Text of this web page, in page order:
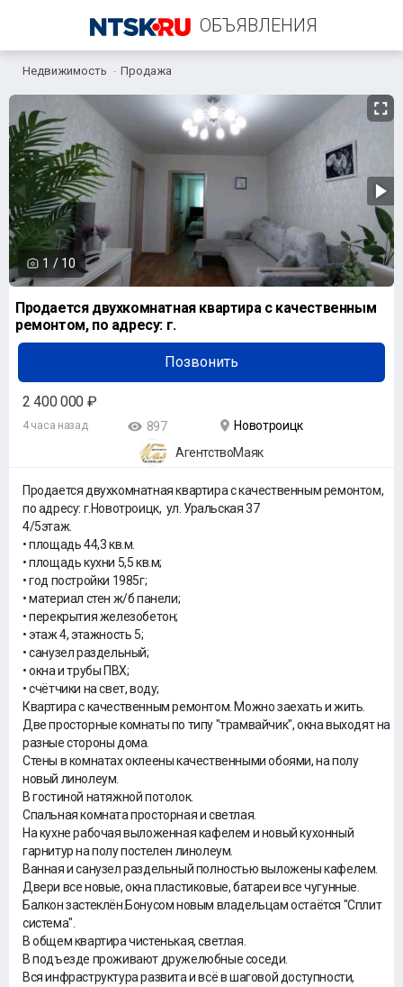
ОБЪЯВЛЕНИЯ
+7 (958) 838-38-73
Недвижимость Продажа
1 / 10
Продается двухкомнатная квартира с качественным
ремонтом, по адресу: г.
Позвонить
2 400 000 ₽
4 часа назад 897
Новотроицк
АгентствоМаяк
Продается двухкомнатная квартира с качественным ремонтом,
по адресу: г.Новотроицк, ул. Уральская 37
4/5этаж.
• площадь 44,3 кв.м.
• площадь кухни 5,5 кв.м;
• год постройки 1985г;
• материал стен ж/б панели;
• перекрытия железобетон;
• этаж 4, этажность 5;
• санузел раздельный;
• окна и трубы ПВХ;
• счётчики на свет, воду;
Квартира с качественным ремонтом. Можно заехать и жить.
Две просторные комнаты по типу "трамвайчик", окна выходят на
разные стороны дома.
Стены в комнатах оклеены качественными обоями, на полу
новый линолеум.
В гостиной натяжной потолок.
Спальная комната просторная и светлая.
На кухне рабочая выложенная кафелем и новый кухонный
гарнитур на полу постелен линолеум.
Ванная и санузел раздельный полностью выложены кафелем.
Двери все новые, окна пластиковые, батареи все чугунные.
Балкон застеклён.Бонусом новым владельцам остаётся "Сплит
система".
В общем квартира чистенькая, светлая.
В подъезде проживают дружелюбные соседи.
Вся инфраструктура развита и всё в шаговой доступности,